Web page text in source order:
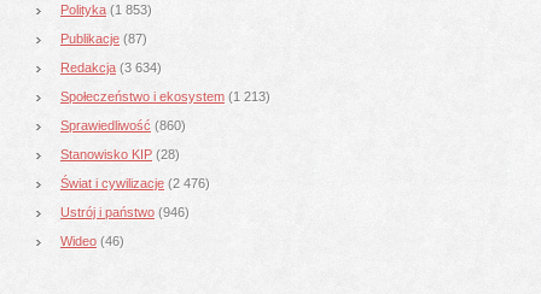
Polityka (1 853)
Publikacje (87)
Redakcja (3 634)
Społeczeństwo i ekosystem (1 213)
Sprawiedliwość (860)
Stanowisko KIP (28)
Świat i cywilizacje (2 476)
Ustrój i państwo (946)
Wideo (46)